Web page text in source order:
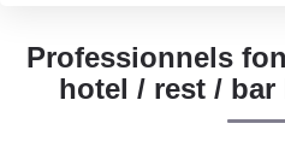
Sélectionnez...
Type de bien
Professionnels
hotel / rest /